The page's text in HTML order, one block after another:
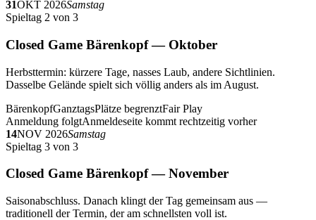
31OKT 2026Samstag
Spieltag 2 von 3
Closed Game Bärenkopf — Oktober
Herbsttermin: kürzere Tage, nasses Laub, andere Sichtlinien.
Dasselbe Gelände spielt sich völlig anders als im August.
BärenkopfGanztagsPlätze begrenztFair Play
Anmeldung folgtAnmeldeseite kommt rechtzeitig vorher
14NOV 2026Samstag
Spieltag 3 von 3
Closed Game Bärenkopf — November
Saisonabschluss. Danach klingt der Tag gemeinsam aus —
traditionell der Termin, der am schnellsten voll ist.